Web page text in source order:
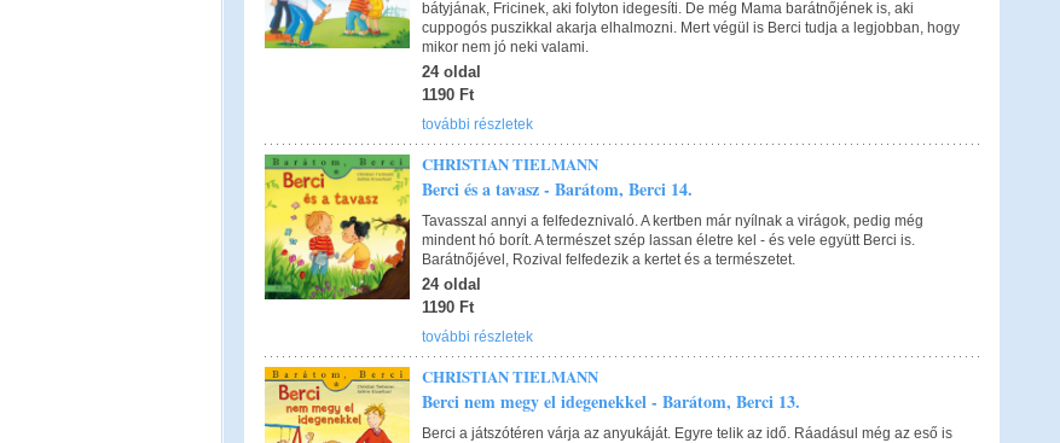
bátyjának, Fricinek, aki folyton idegesíti. De még Mama barátnőjének is, aki
cuppogós puszikkal akarja elhalmozni. Mert végül is Berci tudja a legjobban, hogy
mikor nem jó neki valami.
24 oldal
1190 Ft
további részletek
CHRISTIAN TIELMANN
Berci és a tavasz - Barátom, Berci 14.
Tavasszal annyi a felfedeznivaló. A kertben már nyílnak a virágok, pedig még
mindent hó borít. A természet szép lassan életre kel - és vele együtt Berci is.
Barátnőjével, Rozival felfedezik a kertet és a természetet.
24 oldal
1190 Ft
további részletek
CHRISTIAN TIELMANN
Berci nem megy el idegenekkel - Barátom, Berci 13.
Berci a játszótéren várja az anyukáját. Egyre telik az idő. Ráadásul még az eső is